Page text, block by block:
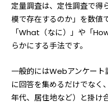
定量調査は、定性調査で得
模で存在するのか」を数値
「What（なに）」や「
らかにする手法です。
一般的にはWebアンケー
に回答を集めるだけでなく
年代、居住地など）と掛け